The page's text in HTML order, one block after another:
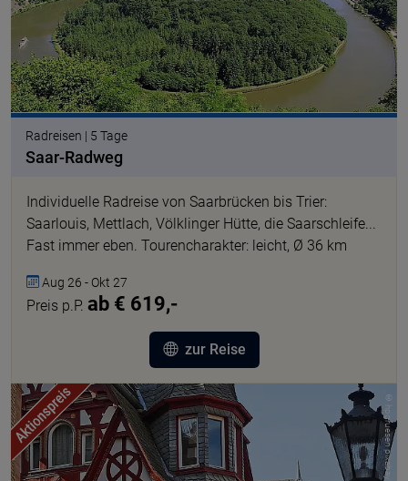
Radreisen | 5 Tage
Saar-Radweg
Individuelle Radreise von Saarbrücken bis Trier:
Saarlouis, Mettlach, Völklinger Hütte, die Saarschleife...
Fast immer eben. Tourencharakter: leicht, Ø 36 km
Aug 26 - Okt 27
Preis p.P. ab € 619,-
zur Reise
© hpgruesen pixabay